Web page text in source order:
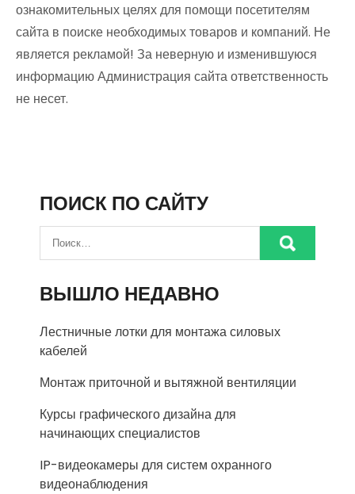
ознакомительных целях для помощи посетителям
сайта в поиске необходимых товаров и компаний. Не
является рекламой! За неверную и изменившуюся
информацию Администрация сайта ответственность
не несет.
ПОИСК ПО САЙТУ
ВЫШЛО НЕДАВНО
Лестничные лотки для монтажа силовых
кабелей
Монтаж приточной и вытяжной вентиляции
Курсы графического дизайна для
начинающих специалистов
IP-видеокамеры для систем охранного
видеонаблюдения